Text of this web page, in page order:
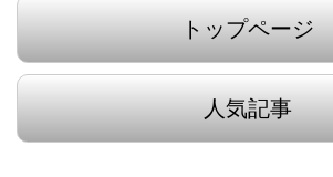
トップページ
人気記事